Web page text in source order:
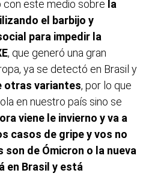
con este medio sobre la
el barbijo y
para impedir la
, que generó una gran
ya se detectó en Brasil y
otras variantes, por lo que
en nuestro país sino se
viene le invierno y va a
casos de gripe y vos no
de Ómicron o la nueva
en Brasil y está